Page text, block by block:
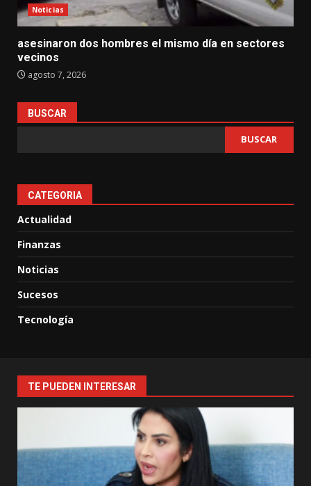
Noticias
asesinaron dos hombres el mismo día en sectores
vecinos
agosto 7, 2026
BUSCAR
BUSCAR
CATEGORIA
Actualidad
Finanzas
Noticias
Sucesos
Tecnología
TE PUEDEN INTERESAR